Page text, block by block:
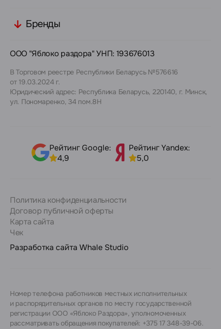
Бренды
ООО "Яблоко раздора" УНП: 193676013
В Торговом реестре Республики Беларусь №576616
от 19.03.2024 г.
Юридический адрес: Республика Беларусь, 220140, г. Минск,
ул. Пономаренко, 34 пом.8Н
Рейтинг Google:
4,9
Рейтинг Yandex:
5,0
Политика конфиденциальности
Договор публичной оферты
Карта сайта
Чек
Разработка сайта Whale Studio
Номер телефона работников местных исполнительных
и распорядительных органов по месту государственной
регистрации ООО «Яблоко Раздора», уполномоченных
рассматривать обращения покупателей: +375 17 348-39-06.